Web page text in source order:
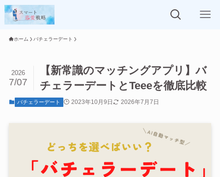
ホーム バチェラーデート
【新常識のマッチングアプリ】バ
チェラーデートとTeeeを徹底比較
2026
7/07
バチェラーデート 2023年10月9日 2026年7月7日